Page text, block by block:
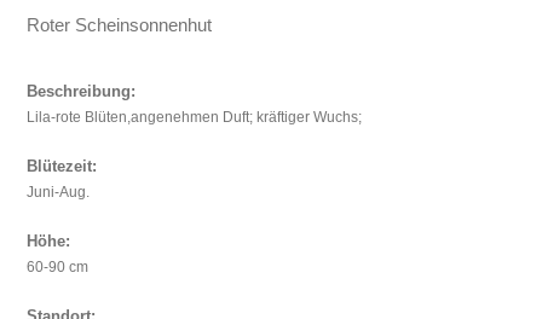
Roter Scheinsonnenhut
Beschreibung:
Lila-rote Blüten,angenehmen Duft; kräftiger Wuchs;
Blütezeit:
Juni-Aug.
Höhe:
60-90 cm